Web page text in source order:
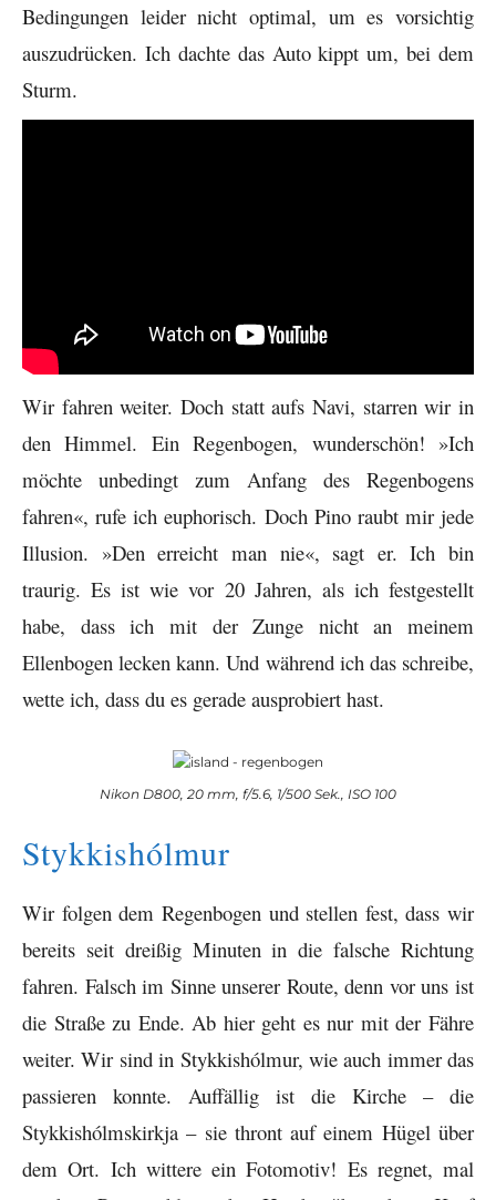
Bedingungen leider nicht optimal, um es vorsichtig
auszudrücken. Ich dachte das Auto kippt um, bei dem
Sturm.
Wir fahren weiter. Doch statt aufs Navi, starren wir in
den Himmel. Ein Regenbogen, wunderschön! »Ich
möchte unbedingt zum Anfang des Regenbogens
fahren«, rufe ich euphorisch. Doch Pino raubt mir jede
Illusion. »Den erreicht man nie«, sagt er. Ich bin
traurig. Es ist wie vor 20 Jahren, als ich festgestellt
habe, dass ich mit der Zunge nicht an meinem
Ellenbogen lecken kann. Und während ich das schreibe,
wette ich, dass du es gerade ausprobiert hast.
Nikon D800, 20 mm, f/5.6, 1/500 Sek., ISO 100
Stykkishólmur
Wir folgen dem Regenbogen und stellen fest, dass wir
bereits seit dreißig Minuten in die falsche Richtung
fahren. Falsch im Sinne unserer Route, denn vor uns ist
die Straße zu Ende. Ab hier geht es nur mit der Fähre
weiter. Wir sind in Stykkishólmur, wie auch immer das
passieren konnte. Auffällig ist die Kirche – die
Stykkishólmskirkja – sie thront auf einem Hügel über
dem Ort. Ich wittere ein Fotomotiv! Es regnet, mal